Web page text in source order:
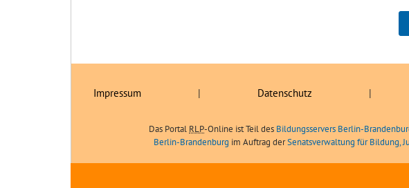
Impressum | Datenschutz |
Das Portal RLP-Online ist Teil des Bildungsservers Berlin-
Berlin-Brandenburg im Auftrag derSenatsverwaltung für Bildung,